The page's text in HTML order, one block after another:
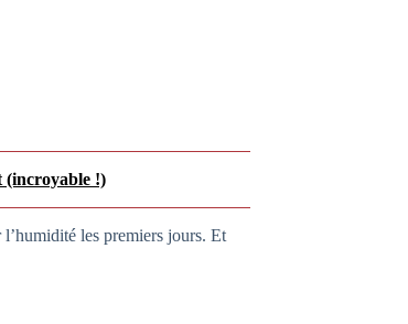
(incroyable !)
les premiers jours. Et